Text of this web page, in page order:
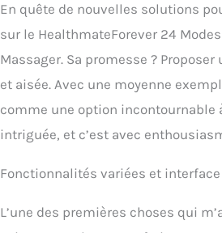
En quête de nouvelles solutions
sur le HealthmateForever 24
Massager. Sa promesse ?
et aisée. Avec une moyenne
comme une option
intriguée, et c’est avec
Fonctionnalités variées et
L’une des premières choses qui